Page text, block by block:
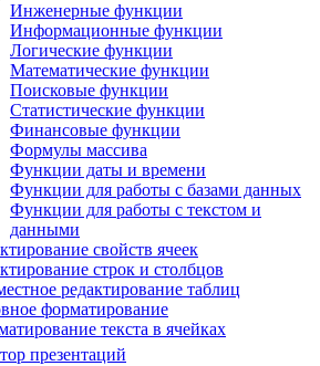
Инженерные функции
Информационные функции
Логические функции
Математические функции
Поисковые функции
Статистические функции
Финансовые функции
Формулы массива
Функции даты и времени
Функции для работы с базами данных
Функции для работы с текстом и
данными
свойств ячеек
строк и столбцов
редактирование таблиц
форматирование
текста в ячейках
презентаций